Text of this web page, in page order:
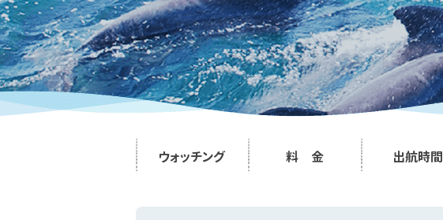
ウォッチング 料 金 出航時間